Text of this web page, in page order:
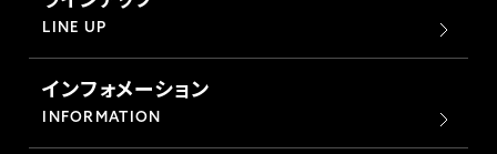
LINE UP
インフォメーション
INFORMATION